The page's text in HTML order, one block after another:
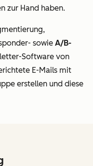
zur Hand haben.
sowie A/B-
Software von
E-Mails mit
erstellen und diese